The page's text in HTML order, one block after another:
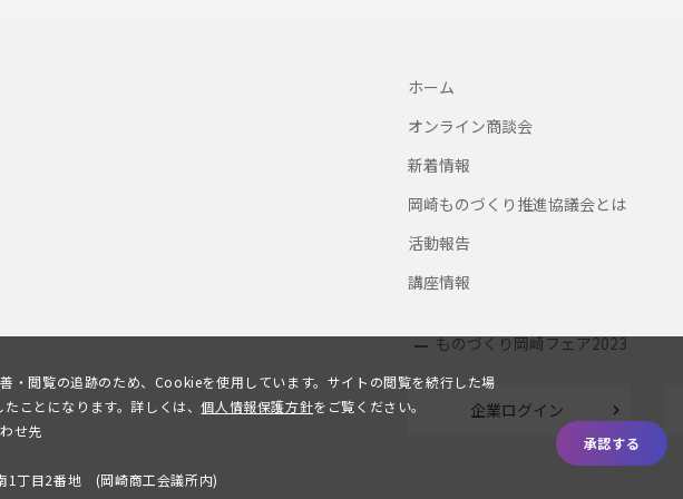
ホーム
オンライン商談会
新着情報
岡崎ものづくり推進協議会とは
活動報告
講座情報
ものづくり岡崎フェア2023
企業ログイン
・閲覧の追跡のため、Cookieを使用しています。サイトの閲覧を続行した場
ことになります。詳しくは、個人情報保護方針をご覧ください。
せ先
丁目2番地 (岡崎商工会議所内)
承認する